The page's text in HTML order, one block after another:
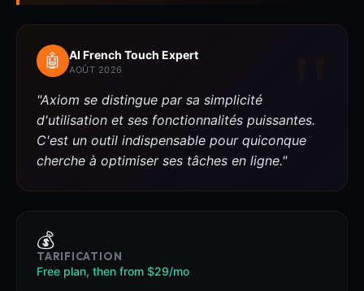
🤖 AI French Touch Expert
AOÛT 2026
"Axiom se distingue par sa simplicité
d'utilisation et ses fonctionnalités puissantes.
C'est un outil indispensable pour quiconque
cherche à optimiser ses tâches en ligne."
💰
TARIFICATION
Free plan, then from $29/mo